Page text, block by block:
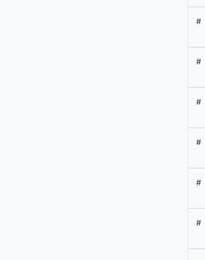
#
#
#
#
#
#